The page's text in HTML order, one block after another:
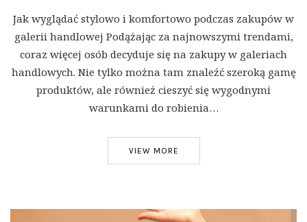
Jak wyglądać stylowo i komfortowo podczas zakupów w
galerii handlowej Podążając za najnowszymi trendami,
coraz więcej osób decyduje się na zakupy w galeriach
handlowych. Nie tylko można tam znaleźć szeroką gamę
produktów, ale również cieszyć się wygodnymi
warunkami do robienia…
VIEW MORE